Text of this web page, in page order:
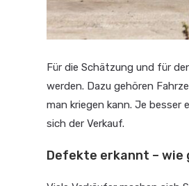
Für die Schätzung und für
werden. Dazu gehören
man kriegen kann. Je besser
sich der Verkauf.
Defekte erkannt – wie